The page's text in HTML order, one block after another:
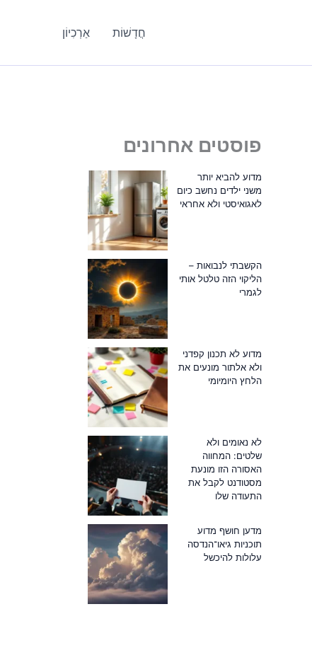
חֲדָשׁוֹת אַרְכִיוֹן
פוסטים אחרונים
מדוע להביא יותר
משני ילדים נחשב כיום
לאגואיסטי ולא אחראי
הקשבתי לנבואות –
הליקוי הזה טלטל אותי
לגמרי
מדוע לא תכנון קפדני
ולא אלתור מונעים את
הלחץ היומיומי
לא נאומים ולא
שלטים: המחווה
האסורה הזו מונעת
מסטודנט לקבל את
התעודה שלו
מדען חושף מדוע
תוכניות גיאו־הנדסה
עלולות להיכשל